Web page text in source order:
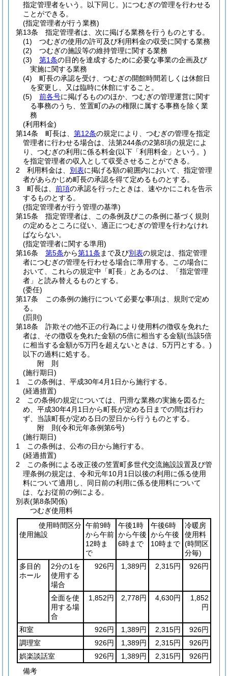
指定管理者をいう。以下同じ。)につむぎの管理を行わせる
ことができる。
(指定管理者が行う業務)
第13条
指定管理者は、次に掲げる業務を行うものとする。
(1)
つむぎの使用の許可及び利用料金の収受に関する業務
(2)
つむぎの施設等の維持管理に関する業務
(3)
第1条の目的を達成するために必要な事業の企画及び
実施に関する業務
(4)
町長の承認を受け、つむぎの開館時間若しくは休館日
を変更し、又は臨時に休館にすること。
(5)
前各号に掲げるもののほか、つむぎの管理運営に関す
る事務のうち、笠置町のみの権限に属する事務を除く業
務
(利用料金)
第14条
町長は、 第12条の規定により、つむぎの管理を指定
管理者に行わせる場合は、法第244条の2第8項の規定によ
り、つむぎの利用に係る料金(以下「利用料金」という。)
を指定管理者の収入として収受させることができる。
2
利用料金は、 別表に掲げる額の範囲内において、指定管理
者があらかじめ町長の承認を得て定めるものとする。
3
町長は、 前項の承認を行ったときは、速やかにこれを告示
するものとする。
(指定管理者が行う管理の基準)
第15条
指定管理者は、この条例及びこの条例に基づく規則
の定めるところに従い、適正につむぎの管理を行わなけれ
ばならない。
(指定管理者に関する準用)
第16条
第5条から第11条 まで及び別表の規定は、指定管理
者につむぎの管理を行わせる場合に準用する。
この場合に
おいて、これらの規定中「町長」とあるのは、「指定管理
者」と読み替えるものとする。
(委任)
第17条
この条例の施行について必要な事項は、規則で定め
る。
(罰則)
第18条
詐欺その他不正の行為により使用料の徴収を免れた
者は、その徴収を免れた金額の5倍に相当する金額(当該5倍
に相当する金額が5万円を超えないときは、5万円とする。)
以下の過料に処する。
附 則
(施行期日)
1
この条例は、平成30年4月1日から施行する。
(経過措置)
2
この条例の規定については、円滑な業務の実施を図るた
め、平成30年4月1日から町長が定める日までの間は行わ
ず、当該町長が定める日の翌日から行うものとする。
附 則(令和元年条例第6号)
(施行期日)
1
この条例は、公布の日から施行する。
(経過措置)
2
この条例による改正後の笠置町多世代交流施設設置及び管
理条例の規定は、令和元年10月1日以後の利用に係る使用
料について適用し、同日前の利用に係る使用料について
は、なお従前の例による。
別表(第8条関係)
つむぎ使用料
使用時間区分
使用施設
午前9時
から午前
12時ま
で
午後1時
から午後
6時まで
午後6時
から午後
10時まで
冷暖房
使用料
(時間区
分毎)
多目的
ホール
2分の1を
使用する
場合
926円 1,389円 2,315円 926円
全面を使
用する場
合
1,852円 2,778円 4,630円
1,852
円
和室 926円 1,389円 2,315円
926円
調理室
926円 1,389円 2,315円
926円
娯楽談話室
926円 1,389円 2,315円
926円
備考